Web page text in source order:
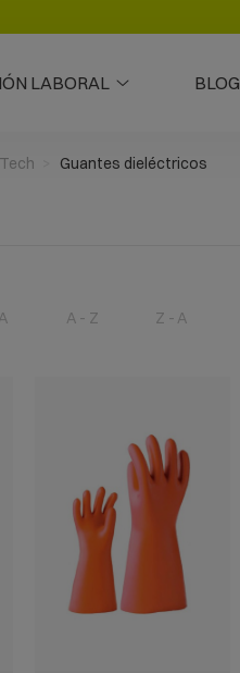
LABORAL BLOG
Guantes dieléctricos
A - Z Z - A
VISTA RÁPIDA